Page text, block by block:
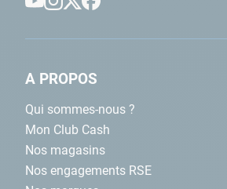
A PROPOS
Qui sommes-nous ?
Mon Club Cash
Nos magasins
Nos engagements RSE